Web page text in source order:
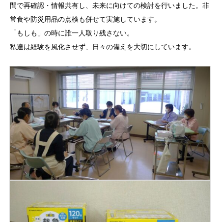
間で再確認・情報共有し、未来に向けての検討を行いました。非
常食や防災用品の点検も併せて実施しています。
「もしも」の時に誰一人取り残さない。
私達は経験を風化させず、日々の備えを大切にしています。